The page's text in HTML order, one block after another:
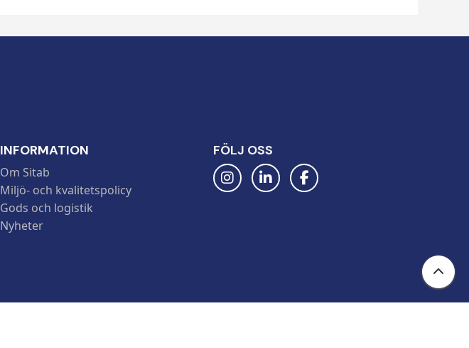
INFORMATION
Om Sitab
Miljö- och kvalitetspolicy
Gods och logistik
Nyheter
FÖLJ OSS